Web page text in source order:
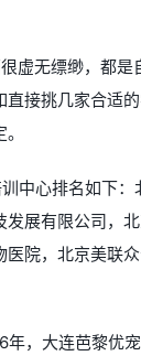
虚无缥缈，都是
直接挑几家合适
中心排名如下：
发展有限公司，
医院，北京美联
，大连芭黎优